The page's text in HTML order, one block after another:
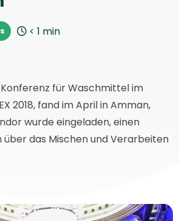
< 1 min
für Waschmittel im
2018, fand im April in Amman,
wurde eingeladen, einen
über das Mischen und Verarbeiten